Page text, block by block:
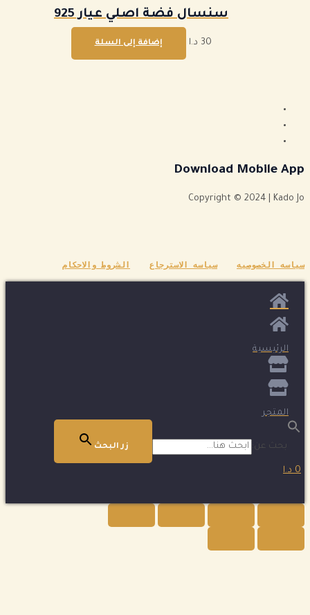
سنسال فضة اصلي عيار 925
30 د.ا إضافة إلى السلة
Download Mobile App
Copyright © 2024 | Kado Jo
سياسه الخصوصيه سياسه الاسترجاع الشروط والاحكام
الرئيسية
المتجر
بحث عن: زر البحث
0 د.ا